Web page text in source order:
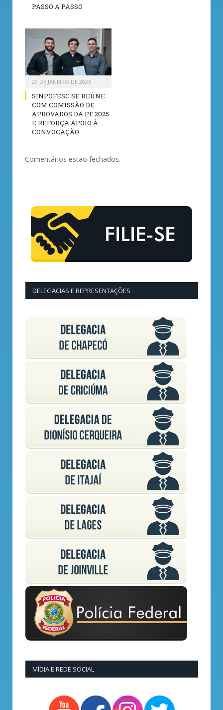
PASSO A PASSO
29 DE JANEIRO DE 2026
SINPOFESC SE REÚNE
COM COMISSÃO DE
APROVADOS DA PF 2025
E REFORÇA APOIO À
CONVOCAÇÃO
Comentários estão fechados.
DELEGACIAS E REPRESENTAÇÕES
MÍDIA E REDE SOCIAL